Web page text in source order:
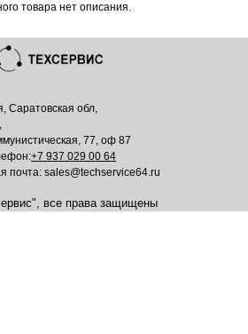
товара нет описания.
Саратовская обл,
77, оф 87
+7 937 029 00 64
почта: sales@techservice64.ru
все права защищены